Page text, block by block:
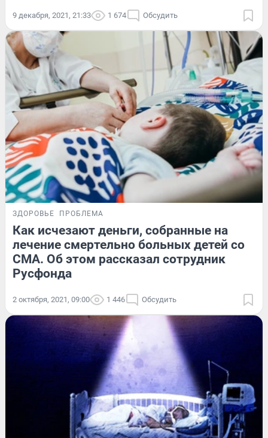
9 декабря, 2021, 21:33 1 674 Обсудить
ЗДОРОВЬЕ ПРОБЛЕМА
Как исчезают деньги, собранные на
лечение смертельно больных детей со
СМА. Об этом рассказал сотрудник
Русфонда
2 октября, 2021, 09:00 1 446 Обсудить